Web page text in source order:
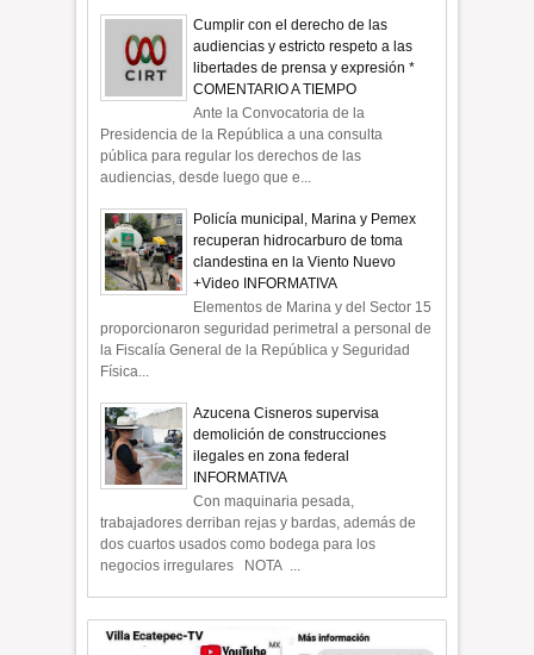
Cumplir con el derecho de las
audiencias y estricto respeto a las
libertades de prensa y expresión *
COMENTARIO A TIEMPO
Ante la Convocatoria de la
Presidencia de la República a una consulta
pública para regular los derechos de las
audiencias, desde luego que e...
Policía municipal, Marina y Pemex
recuperan hidrocarburo de toma
clandestina en la Viento Nuevo
+Video INFORMATIVA
Elementos de Marina y del Sector 15
proporcionaron seguridad perimetral a personal de
la Fiscalía General de la República y Seguridad
Física...
Azucena Cisneros supervisa
demolición de construcciones
ilegales en zona federal
INFORMATIVA
Con maquinaria pesada,
trabajadores derriban rejas y bardas, además de
dos cuartos usados como bodega para los
negocios irregulares NOTA ...